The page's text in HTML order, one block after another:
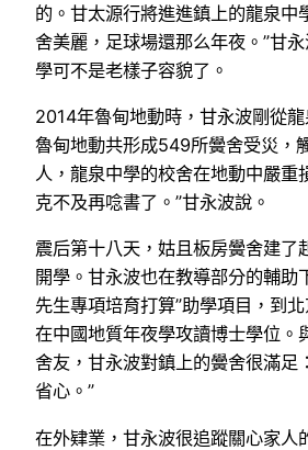
的。甘太源行將進進鎮上的龍泉中
舍美麗，足球場還那么年夜。”甘
學可不是老樣子容貌了。
2014年魯甸地動時，甘永波剛從龍
魯甸地動共形成549所黌舍受災，
人，龍泉中學的校舍在地動中嚴重
克不及再唸書了。”甘永波說。
震后第十八天，姑且板房黌舍建了
開學。甘永波也在教導部分的輔助
先生專項培育打算”助學項目，到
在中國地質年夜學攻讀博士學位。
舍友，甘永波對鎮上的黌舍很滿足
省心。”
在外肄業，甘永波很追蹤關心家人